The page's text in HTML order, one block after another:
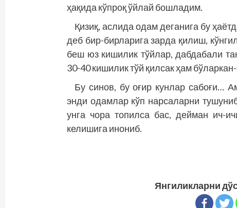
ҳақида кўпроқ ўйлай бошладим.
Қизиқ, аслида одам деганига бу
деб бир-бирларига зарда қилиш,
беш юз кишилик тўйлар, дабдабали
30-40 кишилик тўй қилсак ҳам бўларкан-
Бу синов, бу оғир кунлар сабоғи…
энди одамлар кўп нарсаларни
унга чора топилса бас, дейман ич-
келишига инониб.
Янгиликларни